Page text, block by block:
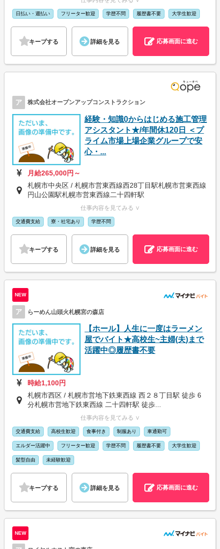
日払い・週払い フリーター歓迎 学歴不問 履歴書不要 大学生歓迎
キープする 詳細を見る 応募画面に進む
ア 株式会社オープンアップコンストラクション
経験・知識0からはじめる施工管理
アシスタント★/年間休120日 ＜プ
ライム市場上場企業グループで安
心・...
月給265,000円～
札幌市中央区 / 札幌市営東西線西28丁目駅札幌市営東西線
円山公園駅札幌市営東西線二十四軒駅
仕事内容を見てみる ∨
交通費支給 寮・社宅あり 学歴不問
キープする 詳細を見る 応募画面に進む
NEW
ア らーめん山頭火札幌宮の森店
【ホール】人生に一度はラーメン
屋でバイト★高校生~主婦(夫)まで
活躍中◎履歴書不要
時給1,100円
札幌市西区 / 札幌市営地下鉄東西線 西２８丁目駅 徒歩 6
分札幌市営地下鉄東西線 二十四軒駅 徒歩...
仕事内容を見てみる ∨
交通費支給 高校生歓迎 食事付き 制服あり 車通勤可
エルダー活躍中 フリーター歓迎 学歴不問 履歴書不要 大学生歓迎
髪型自由 未経験歓迎
キープする 詳細を見る 応募画面に進む
NEW